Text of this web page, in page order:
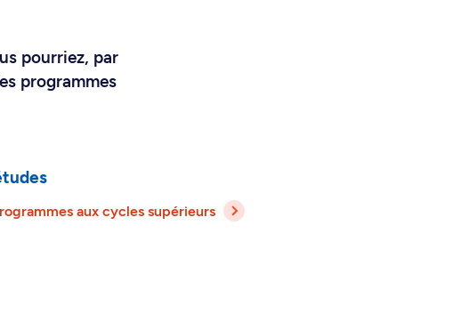
pourriez, par
programmes
aux cycles supérieurs